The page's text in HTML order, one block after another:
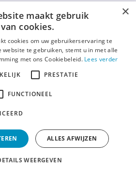
×
maakt gebruik
van cookies.
cookies om uw gebruikerservaring te
website te gebruiken, stemt u in met alle
met ons Cookiebeleid. Lees verder
PRESTATIE
FUNCTIONEEL
ALLES AFWIJZEN
WEERGEVEN